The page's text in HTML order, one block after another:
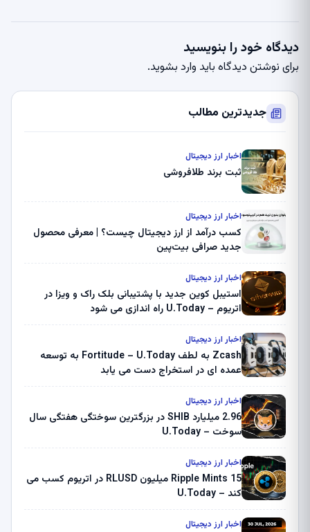
دیدگاه خود را بنویسید
برای نوشتن دیدگاه باید وارد بشوید.
جدیدترین مطالب
اخبار ارز دیجیتال
ثبت برند طلافروشی
اخبار ارز دیجیتال
کسب درآمد از ارز دیجیتال چیست؟ | معرفی محصول
جدید صرافی بیت‌پین
اخبار ارز دیجیتال
استیبل کوین جدید با پشتیبانی بلک راک و ویزا در
اتریوم – U.Today راه اندازی می شود
اخبار ارز دیجیتال
Zcash به لطف Fortitude – U.Today به توسعه
عمده ای در استخراج دست می یابد
اخبار ارز دیجیتال
2.96 میلیارد SHIB در بزرگترین سوختگی هفتگی سال
سوخت – U.Today
اخبار ارز دیجیتال
Ripple Mints 15 میلیون RLUSD در اتریوم کسب می
کند – U.Today
اخبار ارز دیجیتال